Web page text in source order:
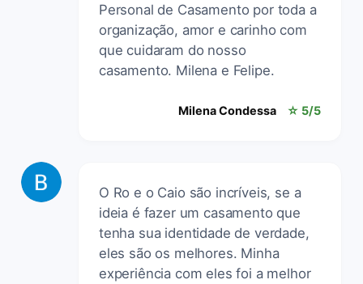
Personal de Casamento por toda a
organização, amor e carinho com
que cuidaram do nosso
casamento. Milena e Felipe.
Milena Condessa ☆ 5/5
O Ro e o Caio são incríveis, se a
ideia é fazer um casamento que
tenha sua identidade de verdade,
eles são os melhores. Minha
experiência com eles foi a melhor